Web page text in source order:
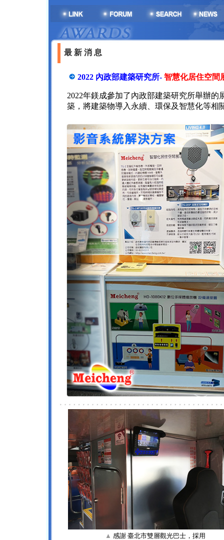
最 新 消 息
2022 內政部建築研究所- 智慧化居住空間
2022年鎂成參加了內政部建築研究所舉辦
築，將建築物導入永續、環保及智慧化等相
▲ 感謝 臺北市雙層觀光巴士，採用